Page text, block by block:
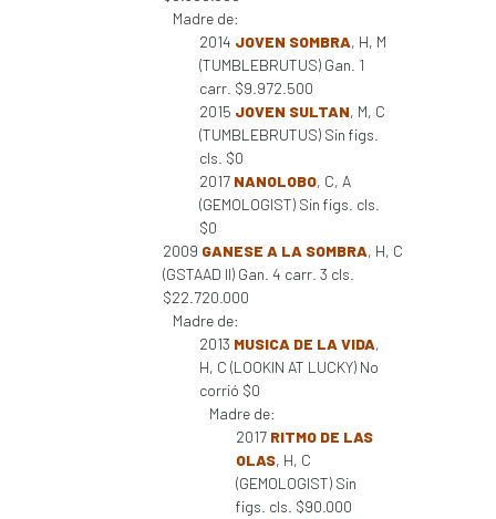
Madre de:
2014 JOVEN SOMBRA, H, M
(TUMBLEBRUTUS) Gan. 1
carr. $9.972.500
2015 JOVEN SULTAN, M, C
(TUMBLEBRUTUS) Sin figs.
cls. $0
2017 NANOLOBO, C, A
(GEMOLOGIST) Sin figs. cls.
$0
2009 GANESE A LA SOMBRA, H, C
(GSTAAD II) Gan. 4 carr. 3 cls.
$22.720.000
Madre de:
2013 MUSICA DE LA VIDA,
H, C (LOOKIN AT LUCKY) No
corrió $0
Madre de:
2017 RITMO DE LAS
OLAS, H, C
(GEMOLOGIST) Sin
figs. cls. $90.000